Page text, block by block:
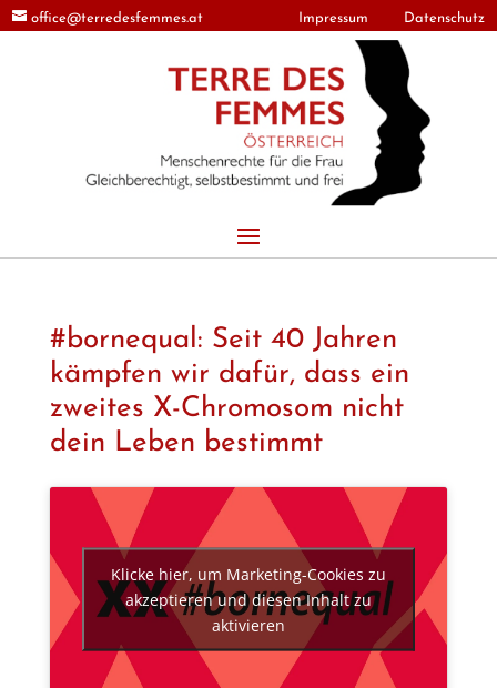
office@terredesfemmes.at Impressum Datenschutz
#bornequal: Seit 40 Jahren
kämpfen wir dafür, dass ein
zweites X-Chromosom nicht
dein Leben bestimmt
Klicke hier, um Marketing-Cookies zu
akzeptieren und diesen Inhalt zu
aktivieren